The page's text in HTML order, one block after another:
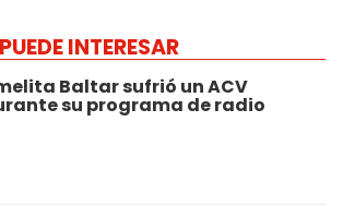
INTERESAR
Baltar sufrió un ACV
su programa de radio